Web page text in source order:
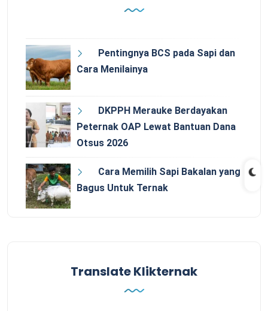
Pentingnya BCS pada Sapi dan
Cara Menilainya
DKPPH Merauke Berdayakan
Peternak OAP Lewat Bantuan Dana
Otsus 2026
Cara Memilih Sapi Bakalan yang
Bagus Untuk Ternak
Translate Klikternak